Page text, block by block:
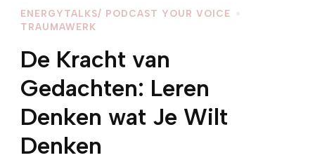
ENERGYTALKS/ PODCAST YOUR VOICE
TRAUMAWERK
De Kracht van
Gedachten: Leren
Denken wat Je Wilt
Denken